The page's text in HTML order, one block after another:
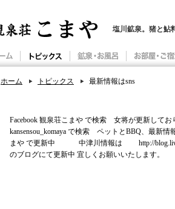
塩川鉱泉。猪と鮎
ホーム トピックス 最新情報はsns
Facebook 観泉荘こまや で検索 女将が更
kansensou_komaya で検索 ペットとBBQ、
まや で更新中 中津川情報は http://
のブログにて更新中 宜しくお願いいたします。